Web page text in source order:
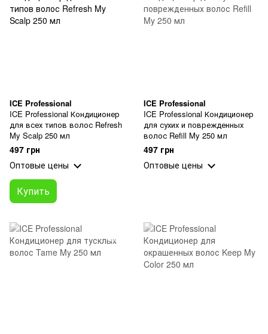
ICE Professional
ICE Professional Кондиционер
для всех типов волос Refresh
My Scalp 250 мл
497 грн
Оптовые цены
Купить
ICE Professional
ICE Professional Кондиционер
для сухих и поврежденных
волос Refill My 250 мл
497 грн
Оптовые цены